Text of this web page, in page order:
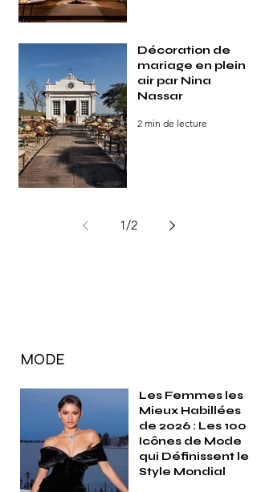
Décoration de
mariage en plein
air par Nina
Nassar
2 min de lecture
1/2
MODE
Les Femmes les
Mieux Habillées
de 2026 : Les 100
Icônes de Mode
qui Définissent le
Style Mondial